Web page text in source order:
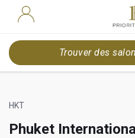
Trouver des
HKT
Phuket